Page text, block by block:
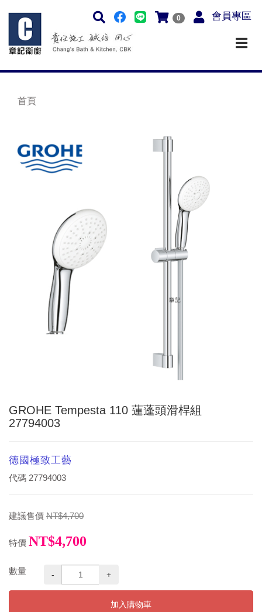
0 會員專區
首頁
GROHE Tempesta 110 蓮蓬頭滑桿組
27794003
德國極致工藝
代碼 27794003
建議售價 NT$4,700
特價 NT$4,700
數量 - +
加入購物車